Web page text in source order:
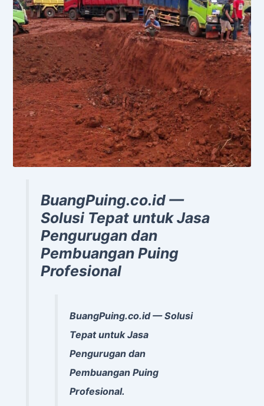
BuangPuing.co.id —
Solusi Tepat untuk Jasa
Pengurugan dan
Pembuangan Puing
Profesional
BuangPuing.co.id — Solusi
Tepat untuk Jasa
Pengurugan dan
Pembuangan Puing
Profesional.